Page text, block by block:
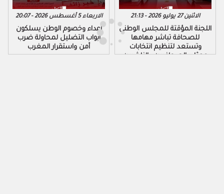
الاربعاء 5 أغسطس 2026 - 20:07
أعداء وخصوم الوطن يسلكون
ابواب التضليل لمحاولة ضرب
أمن واستقرار المغرب
الاثنين 27 يوليو 2026 - 21:13
اللجنة المؤقتة للمجلس الوطني
للصحافة تباشر مهامها
وتستعد لتنظيم انتخابات
ممثلي الصحافيين والناشرين